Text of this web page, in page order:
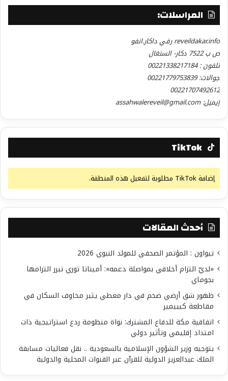
المراسلات:
reveildakar.info رفي داكار.انفو
ص ب 7522 دكار- السنغال
تلفون : 00221338217184
جوالات: 00221779753839
00221707492612
إيميل: assahwalereveil@gmail.com
TikTok
إضافة TikTok مطلوبة لتفعيل هذه المنطقة.
أحدث المقالات
تيواون : المؤتمر الصحفي للمولد النبوي 2026
«لديّ التزام أخلاقي بمواصلة دعمه»: أميناتا توري تبرر التزامها
بجوماي
ظهور شق أرضي ضخم في دار معطي يثير مخاوف السكان في
مقاطعة كيبيمير
اتفاقية مكة للدفاع المشترك: نواة منظومة ردع استراتيجية ذات
امتداد إقليمي وتأثير دولي
بتوجيه وزير الشؤون الإسلامية بالسعودية .. نقل فعاليات مسابقة
الملك عبدالعزيز الدولية للقرآن عبر القنوات المحلية والدولية